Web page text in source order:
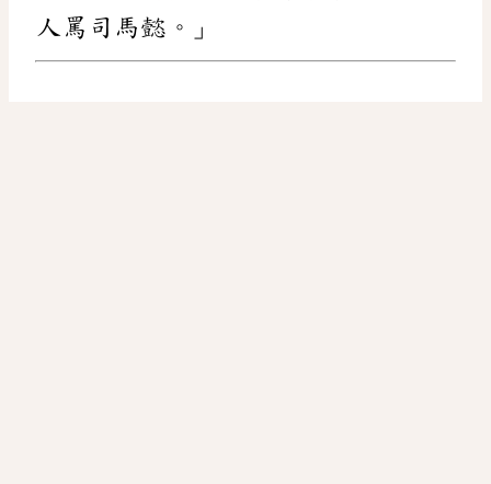
人罵司馬懿。」